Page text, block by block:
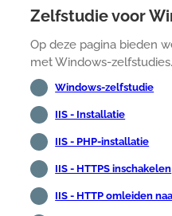
Zelfstudie voor
Op deze pagina bieden
met Windows-zelfstudies.
Windows-zelfstudie
IIS - Installatie
IIS - PHP-installatie
IIS - HTTPS inschakelen
IIS - HTTP omleiden